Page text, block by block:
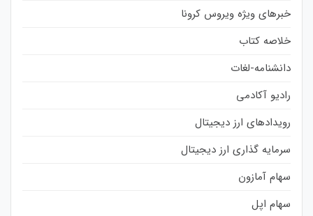
خبرهای ویژه ویروس کرونا
خلاصه کتاب
دانشنامه-لغات
رادیو آکادمی
رویدادهای ارز دیجیتال
سرمایه گذاری ارز دیجیتال
سهام آمازون
سهام اپل